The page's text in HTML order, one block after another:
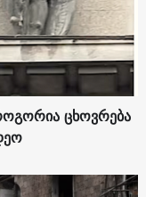
ცხოვრება